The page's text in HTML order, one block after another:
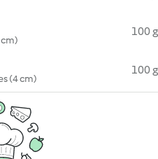
100 g
(4 cm)
100 g